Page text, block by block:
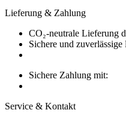
Lieferung & Zahlung
CO₂-neutrale Lieferung
Sichere und
Sichere Zahlung mit:
Service & Kontakt